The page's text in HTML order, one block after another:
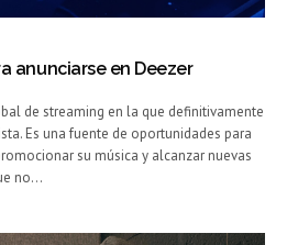
anunciarse en Deezer
de streaming en la que definitivamente
Es una fuente de oportunidades para
su música y alcanzar nuevas
no…